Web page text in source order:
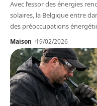
Avec l’essor des énergies
solaires, la Belgique entre
des préoccupations
Maison 19/02/2026